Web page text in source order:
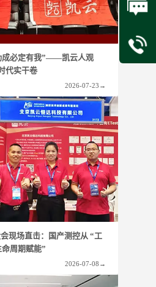
成必定有我”——凯云人观
代实干卷
2026-07-23 →
现场直击：国产测控从 “工
周期赋能”
2026-07-08 →